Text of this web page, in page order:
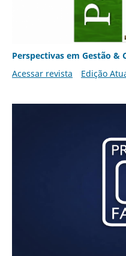
Perspectivas em Gestão &
Acessar revista
Edição